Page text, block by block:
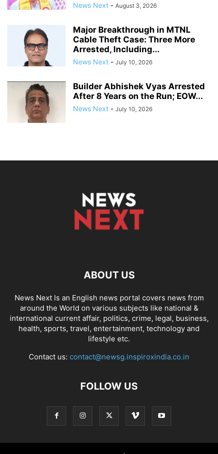
News Next - August 3, 2026
Major Breakthrough in MTNL
Cable Theft Case: Three More
Arrested, Including...
News Next - July 10, 2026
Builder Abhishek Vyas Arrested
After 8 Years on the Run; EOW...
News Next - July 10, 2026
ABOUT US
News Next Is an English news portal covers news from
around the World on various subjects like national &
international current affair, politics, crime, legal, business,
health, sports, travel, entertainment, technology and
lifestyle etc.
Contact us: contact@newsg.inspiroxindia.co.in
FOLLOW US